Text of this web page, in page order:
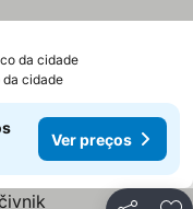
da cidade
da cidade
Ver preços